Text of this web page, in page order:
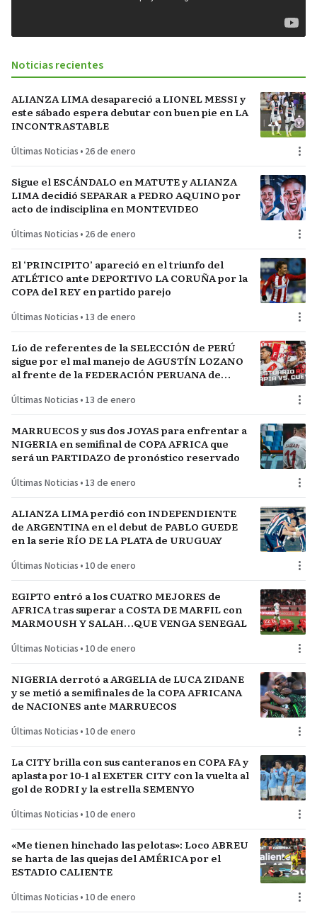
Noticias recientes
ALIANZA LIMA desapareció a LIONEL MESSI y
este sábado espera debutar con buen pie en LA
INCONTRASTABLE
Últimas Noticias • 26 de enero
Sigue el ESCÁNDALO en MATUTE y ALIANZA
LIMA decidió SEPARAR a PEDRO AQUINO por
acto de indisciplina en MONTEVIDEO
Últimas Noticias • 26 de enero
El ‘PRINCIPITO’ apareció en el triunfo del
ATLÉTICO ante DEPORTIVO LA CORUÑA por la
COPA del REY en partido parejo
Últimas Noticias • 13 de enero
Lío de referentes de la SELECCIÓN de PERÚ
sigue por el mal manejo de AGUSTÍN LOZANO
al frente de la FEDERACIÓN PERUANA de
Últimas Noticias • 13 de enero
MARRUECOS y sus dos JOYAS para enfrentar a
NIGERIA en semifinal de COPA AFRICA que
será un PARTIDAZO de pronóstico reservado
Últimas Noticias • 13 de enero
ALIANZA LIMA perdió con INDEPENDIENTE
de ARGENTINA en el debut de PABLO GUEDE
en la serie RÍO DE LA PLATA de URUGUAY
Últimas Noticias • 10 de enero
EGIPTO entró a los CUATRO MEJORES de
AFRICA tras superar a COSTA DE MARFIL con
MARMOUSH Y SALAH…QUE VENGA SENEGAL
Últimas Noticias • 10 de enero
NIGERIA derrotó a ARGELIA de LUCA ZIDANE
y se metió a semifinales de la COPA AFRICANA
de NACIONES ante MARRUECOS
Últimas Noticias • 10 de enero
La CITY brilla con sus canteranos en COPA FA y
aplasta por 10-1 al EXETER CITY con la vuelta al
gol de RODRI y la estrella SEMENYO
Últimas Noticias • 10 de enero
«Me tienen hinchado las pelotas»: Loco ABREU
se harta de las quejas del AMÉRICA por el
ESTADIO CALIENTE
Últimas Noticias • 10 de enero